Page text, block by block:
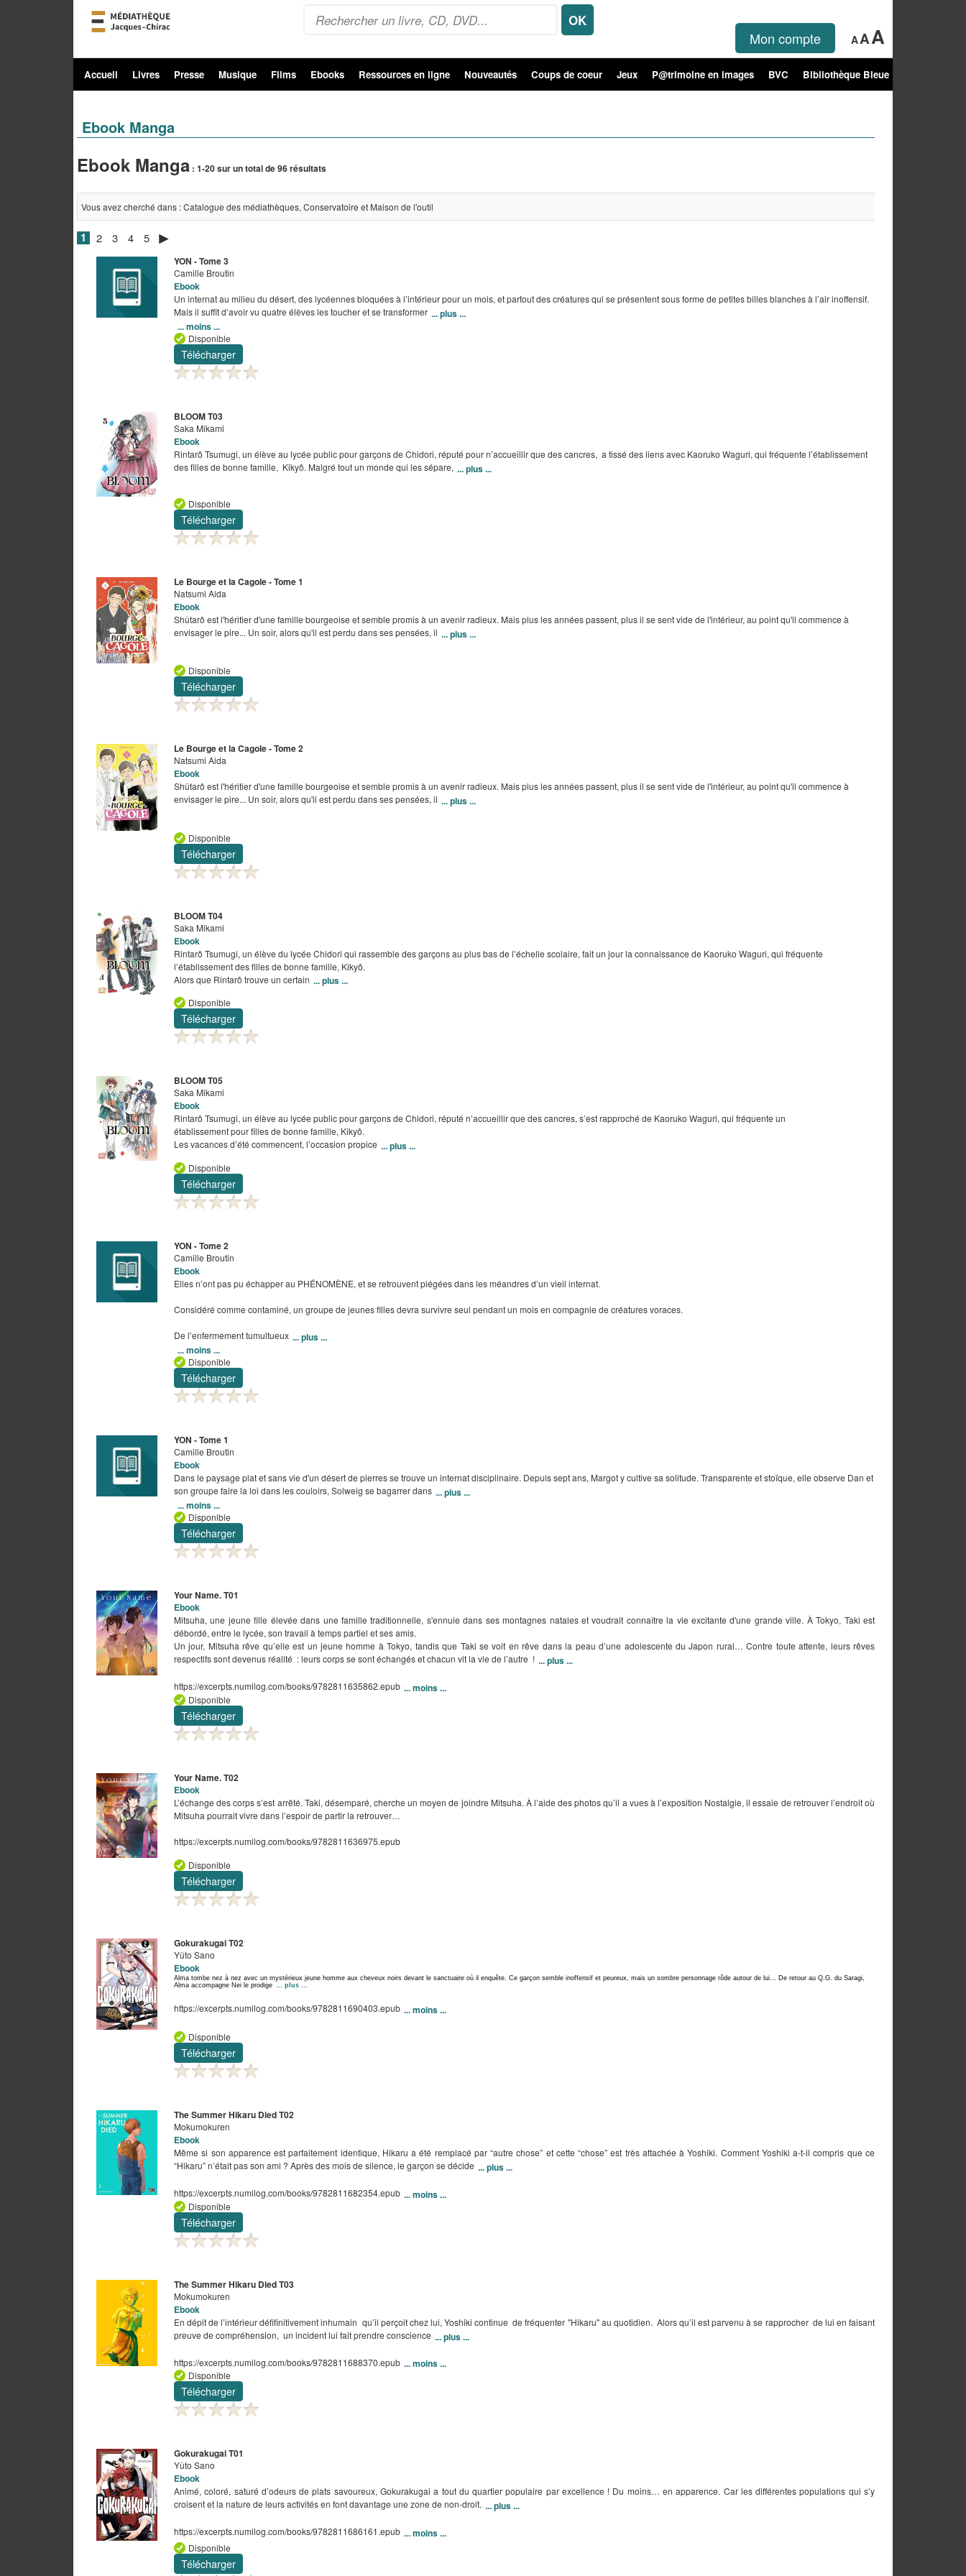
Mon compte AAA
Accueil Livres Presse Musique Films Ebooks Ressources en ligne Nouveautés Coups de coeur Jeux P@trimoine en images BVC Bibliothèque Bleue
Ebook Manga
Ebook Manga : 1-20 sur un total de 96 résultats
Vous avez cherché dans : Catalogue des médiathèques, Conservatoire et Maison de l'outil
1 2 3 4 5
YON - Tome 3
Camille Broutin
Ebook
Un internat au milieu du désert, des lycéennes bloquées à l’intérieur pour un mois, et partout des créatures qui se présentent sous forme de petites billes blanches à l’air inoffensif.
Mais il suffit d’avoir vu quatre élèves les toucher et se transformer ... plus ...
... moins ...
Disponible
Télécharger
BLOOM T03
Saka Mikami
Ebook
Rintarô Tsumugi, un élève au lycée public pour garçons de Chidori, réputé pour n’accueillir que des cancres, a tissé des liens avec Kaoruko Waguri, qui fréquente l’établissement
des filles de bonne famille, Kikyô. Malgré tout un monde qui les sépare, ... plus ...
Disponible
Télécharger
Le Bourge et la Cagole - Tome 1
Natsumi Aida
Ebook
Shûtarô est l'héritier d'une famille bourgeoise et semble promis à un avenir radieux. Mais plus les années passent, plus il se sent vide de l'intérieur, au point qu'il commence à
envisager le pire... Un soir, alors qu'il est perdu dans ses pensées, il ... plus ...
Disponible
Télécharger
Le Bourge et la Cagole - Tome 2
Natsumi Aida
Ebook
Shûtarô est l'héritier d'une famille bourgeoise et semble promis à un avenir radieux. Mais plus les années passent, plus il se sent vide de l'intérieur, au point qu'il commence à
envisager le pire... Un soir, alors qu'il est perdu dans ses pensées, il ... plus ...
Disponible
Télécharger
BLOOM T04
Saka Mikami
Ebook
Rintarô Tsumugi, un élève du lycée Chidori qui rassemble des garçons au plus bas de l’échelle scolaire, fait un jour la connaissance de Kaoruko Waguri, qui fréquente
l’établissement des filles de bonne famille, Kikyô.
Alors que Rintarô trouve un certain ... plus ...
Disponible
Télécharger
BLOOM T05
Saka Mikami
Ebook
Rintarô Tsumugi, un élève au lycée public pour garçons de Chidori, réputé n’accueillir que des cancres, s’est rapproché de Kaoruko Waguri, qui fréquente un
établissement pour filles de bonne famille, Kikyô.
Les vacances d’été commencent, l’occasion propice ... plus ...
Disponible
Télécharger
YON - Tome 2
Camille Broutin
Ebook
Elles n’ont pas pu échapper au PHÉNOMÈNE, et se retrouvent piégées dans les méandres d’un vieil internat.
Considéré comme contaminé, un groupe de jeunes filles devra survivre seul pendant un mois en compagnie de créatures voraces.
De l’enfermement tumultueux ... plus ...
... moins ...
Disponible
Télécharger
YON - Tome 1
Camille Broutin
Ebook
Dans le paysage plat et sans vie d'un désert de pierres se trouve un internat disciplinaire. Depuis sept ans, Margot y cultive sa solitude. Transparente et stoïque, elle observe Dan et
son groupe faire la loi dans les couloirs, Solweig se bagarrer dans ... plus ...
... moins ...
Disponible
Télécharger
Your Name. T01
Ebook
Mitsuha, une jeune fille élevée dans une famille traditionnelle, s'ennuie dans ses montagnes natales et voudrait connaître la vie excitante d'une grande ville. À Tokyo, Taki est
débordé, entre le lycée, son travail à temps partiel et ses amis.
Un jour, Mitsuha rêve qu’elle est un jeune homme à Tokyo, tandis que Taki se voit en rêve dans la peau d’une adolescente du Japon rural… Contre toute attente, leurs rêves
respectifs sont devenus réalité : leurs corps se sont échangés et chacun vit la vie de l’autre ! ... plus ...
https://excerpts.numilog.com/books/9782811635862.epub ... moins ...
Disponible
Télécharger
Your Name. T02
Ebook
L’échange des corps s’est arrêté. Taki, désemparé, cherche un moyen de joindre Mitsuha. À l’aide des photos qu’il a vues à l’exposition Nostalgie, il essaie de retrouver l’endroit où
Mitsuha pourrait vivre dans l’espoir de partir la retrouver…
https://excerpts.numilog.com/books/9782811636975.epub
Disponible
Télécharger
Gokurakugai T02
Yûto Sano
Ebook
Alma tombe nez à nez avec un mystérieux jeune homme aux cheveux noirs devant le sanctuaire où il enquête. Ce garçon semble inoffensif et peureux, mais un sombre personnage rôde autour de lui… De retour au Q.G. du Saragi,
Alma accompagne Nei le prodige ... plus ...
https://excerpts.numilog.com/books/9782811690403.epub ... moins ...
Disponible
Télécharger
The Summer Hikaru Died T02
Mokumokuren
Ebook
Même si son apparence est parfaitement identique, Hikaru a été remplacé par “autre chose” et cette “chose” est très attachée à Yoshiki. Comment Yoshiki a-t-il compris que ce
“Hikaru” n’était pas son ami ? Après des mois de silence, le garçon se décide ... plus ...
https://excerpts.numilog.com/books/9782811682354.epub ... moins ...
Disponible
Télécharger
The Summer Hikaru Died T03
Mokumokuren
Ebook
En dépit de l’intérieur défifinitivement inhumain qu’il perçoit chez lui, Yoshiki continue de fréquenter "Hikaru" au quotidien. Alors qu’il est parvenu à se rapprocher de lui en faisant
preuve de compréhension, un incident lui fait prendre conscience ... plus ...
https://excerpts.numilog.com/books/9782811688370.epub ... moins ...
Disponible
Télécharger
Gokurakugai T01
Yûto Sano
Ebook
Animé, coloré, saturé d’odeurs de plats savoureux, Gokurakugai a tout du quartier populaire par excellence ! Du moins… en apparence. Car les différentes populations qui s’y
croisent et la nature de leurs activités en font davantage une zone de non-droit. ... plus ...
https://excerpts.numilog.com/books/9782811686161.epub ... moins ...
Disponible
Télécharger